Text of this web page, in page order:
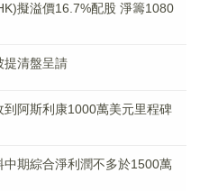
擬溢價16.7%配股 淨籌1080
提清盤呈請
阿斯利康1000萬美元里程碑
期綜合淨利潤不多於1500萬